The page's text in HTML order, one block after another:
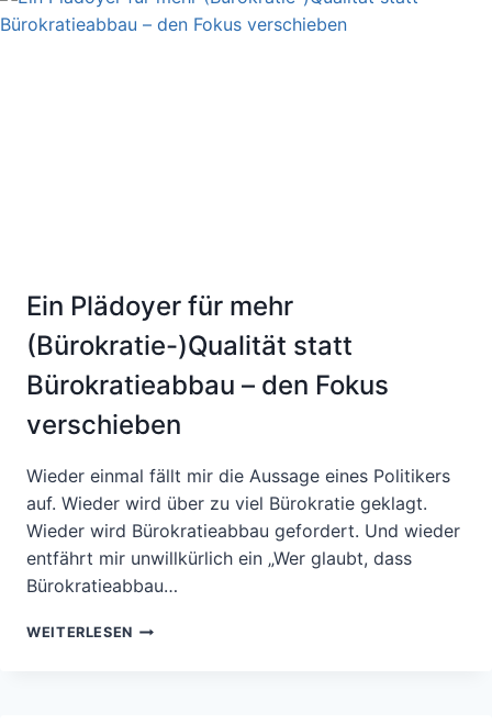
Ein Plädoyer für mehr
(Bürokratie-)Qualität statt
Bürokratieabbau – den Fokus
verschieben
Wieder einmal fällt mir die Aussage eines Politikers
auf. Wieder wird über zu viel Bürokratie geklagt.
Wieder wird Bürokratieabbau gefordert. Und wieder
entfährt mir unwillkürlich ein „Wer glaubt, dass
Bürokratieabbau…
WEITERLESEN EIN